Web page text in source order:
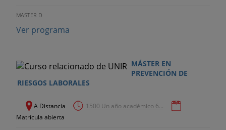
acondicionado. Instalaciones de electricidad.
Instalación de ascensores. Instalación de antenas y
personales en instalaciones.
CONDICIONES DE SEGURIDAD EN LAS OBRAS
Tipos de Obra Civil. Obras de fábrica y estructuras
MASTER D
Ver programa
MÁSTER EN
PREVENCIÓN DE
RIESGOS LABORALES
A Distancia
1500 Un año académico 6...
Matrícula abierta